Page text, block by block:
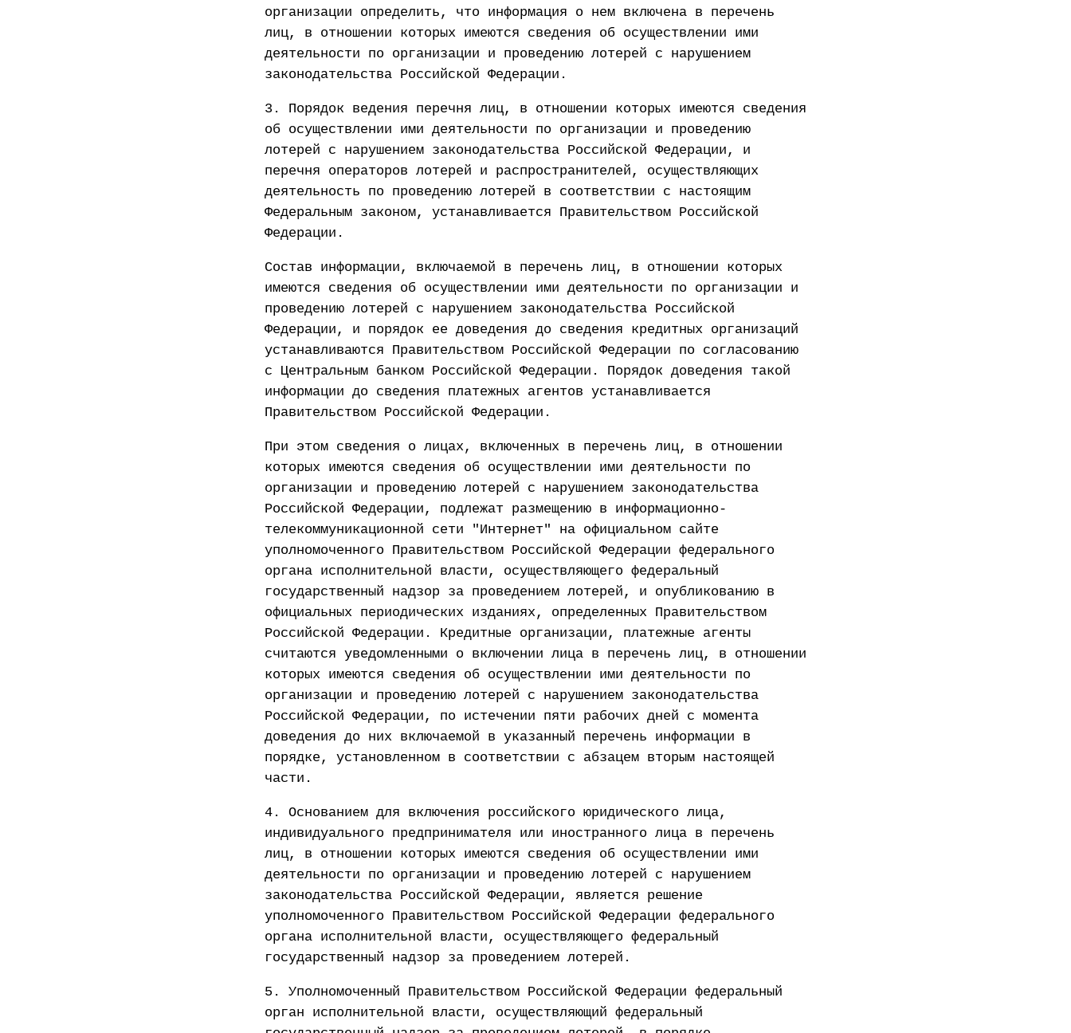
организации определить, что информация о нем включена в перечень
лиц, в отношении которых имеются сведения об осуществлении ими
деятельности по организации и проведению лотерей с нарушением
законодательства Российской Федерации.
3. Порядок ведения перечня лиц, в отношении которых имеются сведения
об осуществлении ими деятельности по организации и проведению
лотерей с нарушением законодательства Российской Федерации, и
перечня операторов лотерей и распространителей, осуществляющих
деятельность по проведению лотерей в соответствии с настоящим
Федеральным законом, устанавливается Правительством Российской
Федерации.
Состав информации, включаемой в перечень лиц, в отношении которых
имеются сведения об осуществлении ими деятельности по организации и
проведению лотерей с нарушением законодательства Российской
Федерации, и порядок ее доведения до сведения кредитных организаций
устанавливаются Правительством Российской Федерации по согласованию
с Центральным банком Российской Федерации. Порядок доведения такой
информации до сведения платежных агентов устанавливается
Правительством Российской Федерации.
При этом сведения о лицах, включенных в перечень лиц, в отношении
которых имеются сведения об осуществлении ими деятельности по
организации и проведению лотерей с нарушением законодательства
Российской Федерации, подлежат размещению в информационно-
телекоммуникационной сети "Интернет" на официальном сайте
уполномоченного Правительством Российской Федерации федерального
органа исполнительной власти, осуществляющего федеральный
государственный надзор за проведением лотерей, и опубликованию в
официальных периодических изданиях, определенных Правительством
Российской Федерации. Кредитные организации, платежные агенты
считаются уведомленными о включении лица в перечень лиц, в отношении
которых имеются сведения об осуществлении ими деятельности по
организации и проведению лотерей с нарушением законодательства
Российской Федерации, по истечении пяти рабочих дней с момента
доведения до них включаемой в указанный перечень информации в
порядке, установленном в соответствии с абзацем вторым настоящей
части.
4. Основанием для включения российского юридического лица,
индивидуального предпринимателя или иностранного лица в перечень
лиц, в отношении которых имеются сведения об осуществлении ими
деятельности по организации и проведению лотерей с нарушением
законодательства Российской Федерации, является решение
уполномоченного Правительством Российской Федерации федерального
органа исполнительной власти, осуществляющего федеральный
государственный надзор за проведением лотерей.
5. Уполномоченный Правительством Российской Федерации федеральный
орган исполнительной власти, осуществляющий федеральный